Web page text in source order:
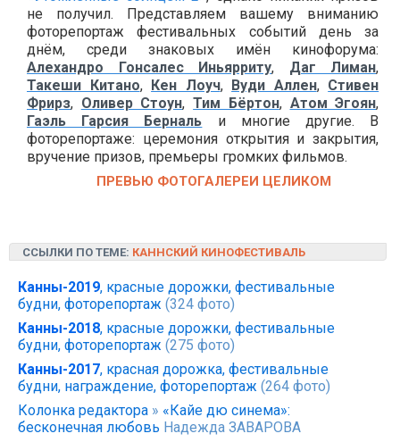
не получил. Представляем вашему вниманию
фоторепортаж фестивальных событий день за
днём, среди знаковых имён кинофорума:
Алехандро Гонсалес Иньярриту, Даг Лиман,
Такеши Китано, Кен Лоуч, Вуди Аллен, Стивен
Фрирз, Оливер Стоун,Тим Бёртон, Атом Эгоян,
Гаэль Гарсия Берналь и многие другие. В
фоторепортаже: церемония открытия и закрытия,
вручение призов, премьеры громких фильмов.
ПРЕВЬЮ ФОТОГАЛЕРЕИ ЦЕЛИКОМ
ССЫЛКИ ПО ТЕМЕ: КАННСКИЙ КИНОФЕСТИВАЛЬ
Канны-2019, красные дорожки, фестивальные
будни, фоторепортаж (324 фото)
Канны-2018, красные дорожки, фестивальные
будни, фоторепортаж (275 фото)
Канны-2017, красная дорожка, фестивальные
будни, награждение, фоторепортаж (264 фото)
Колонка редактора » «Кайе дю синема»:
бесконечная любовь Надежда ЗАВАРОВА